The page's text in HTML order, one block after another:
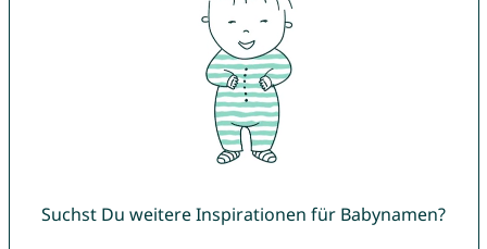
Suchst Du weitere Inspirationen für Babynamen?